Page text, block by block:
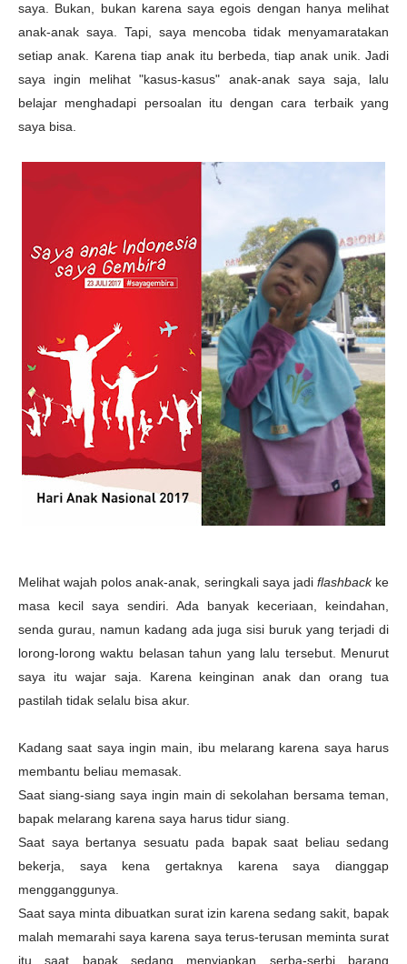
saya. Bukan, bukan karena saya egois dengan hanya melihat
anak-anak saya. Tapi, saya mencoba tidak menyamaratakan
setiap anak. Karena tiap anak itu berbeda, tiap anak unik. Jadi
saya ingin melihat "kasus-kasus" anak-anak saya saja, lalu
belajar menghadapi persoalan itu dengan cara terbaik yang
saya bisa.
Melihat wajah polos anak-anak, seringkali saya jadi flashbackke
masa kecil saya sendiri. Ada banyak keceriaan, keindahan,
senda gurau, namun kadang ada juga sisi buruk yang terjadi di
lorong-lorong waktu belasan tahun yang lalu tersebut. Menurut
saya itu wajar saja. Karena keinginan anak dan orang tua
pastilah tidak selalu bisa akur.
Kadang saat saya ingin main, ibu melarang karena saya harus
membantu beliau memasak.
Saat siang-siang saya ingin main di sekolahan bersama teman,
bapak melarang karena saya harus tidur siang.
Saat saya bertanya sesuatu pada bapak saat beliau sedang
bekerja, saya kena gertaknya karena saya dianggap
mengganggunya.
Saat saya minta dibuatkan surat izin karena sedang sakit, bapak
malah memarahi saya karena saya terus-terusan meminta surat
itu saat bapak sedang menyiapkan serba-serbi barang